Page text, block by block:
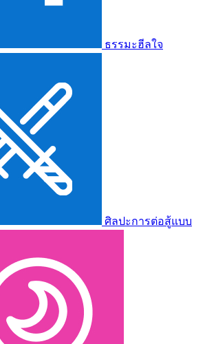
ธรรมะฮีลใจ
ศิลปะการต่อสู้แบบ